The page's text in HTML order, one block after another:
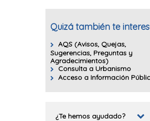
Quizá también te
AQS (Avisos, Quejas,
Sugerencias, Preguntas y
Agradecimientos)
Consulta a Urbanismo
Acceso a Información
¿Te hemos ayudado?